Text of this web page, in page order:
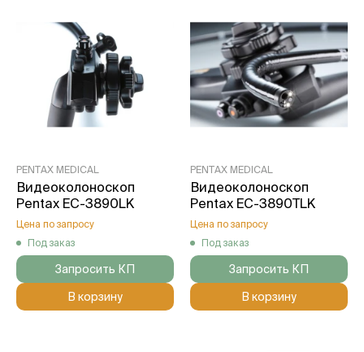
PENTAX MEDICAL
Видеоколоноскоп
Pentax EC-3890LK
Цена по запросу
Под заказ
Запросить КП
В корзину
PENTAX MEDICAL
Видеоколоноскоп
Pentax EC-3890TLK
Цена по запросу
Под заказ
Запросить КП
В корзину